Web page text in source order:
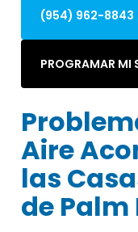
(954) 962-8843
PROGRAMAR MI
Aire
las
de Palm